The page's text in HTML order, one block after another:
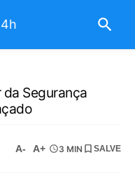
Segurança
A- A+ 3 MIN SALVE